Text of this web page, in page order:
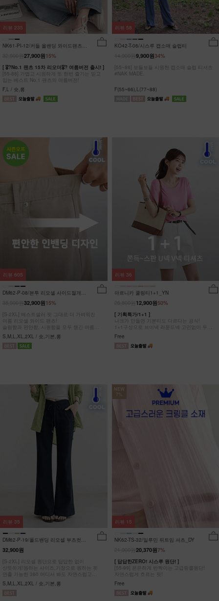
NK61-PI-12/커들 올밴딩 와이드팬츠
15%
27,900원
[ 🎖?No.1 팬츠 15차 리오더🎖? 여름버전 출시! ]
[55-88] 가볍고 시원하게 또 한번 즐기는 믿고
입는 베스트 No.1 팬츠의 여름버전!
F,L / 숏,롱
리뷰 235
KO42-T-06/시스루 캡소매 슬럽티
34%
9,900원
[55~88] 보들보들 시원한 캡소매 슬럽 티셔츠
#NAK MADE.
F(55~66),L(77~88)
리뷰 58
DM62-P-08/븐투 리오셀 사이드절개팬
15%
32,900원
[S-2XL] 베스트셀러 핏 그대로 더 가벼워진
여름 리오셀 와이드 팬츠!
슬림함과 편안함, 시원함을 모두 챙긴 여름
완전정복 팬츠
S,M,L,XL,2XL / 숏,기본,롱
리뷰 605
아르니카 쿨링티1+1_YN
50%
12,900원
[ 기획특가/1+1 ]
나크가 만들면 기본티도 다르다는 공식!
1+1구성으로 브이넥 라운드넥 고민없이 두장
다 챙겨가세요
Free
리뷰 36
DM62-P-19/폴드밴딩 리오셀 부츠컷팬
츠_HR
32,900원
[S-2XL] 리오셀 원단으로 답답한 없이
산뜻하게!원하는 사이즈,기장으로 원하는 핏
연출 가능한 360 어디서 봐도 자연스럽고
균형잡힌 부츠컷 팬츠
S,M,L,XL,2XL / 숏,기본,롱
리뷰 35
NEW
7%
NK62-TS-32/일루민 뒤트임 셔츠_DY
7%
20,370원
[ 답답한ZERO! 시스루 원단! ]
[55-99] 은은하게 반짝이는 고급링클원단!
자연스럽게 흐르는 핏!
Free
리뷰 15